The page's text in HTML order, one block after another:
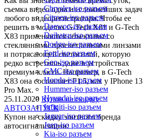
Chrysler-iso разъем
Citroen-iso разъем
Daewoo-iso разъем
Daihatsu-iso разъем
Dodge-iso разъем
Ford-iso разъем
Geo-iso разъем
GMC-iso разъем
Honda-iso разъем
Hummer-iso разъем
Hyundai-iso разъем
Infiniti-iso разъем
Jaguar-iso разъем
Jeep-iso разъем
Kia-iso разъем
съемка видео одна из сложнейших задач
любого видеорегистратора. Чтобы ее
решить в моделях G-Tech X81 и G-Tech
X83 применяются объективы со
стеклянными просветленными линзами
и потрясающей светосилой, которую
редко встретишь даже в устройствах
премиум-класса. Например, в G-Tech
X83 она составляет F1.5, как у IPhone 13
Pro Max.
25.11.2020 Купон на скидку
АВТОЗАПУСК
Купон на скидку элитного бренда
автосигнализации: